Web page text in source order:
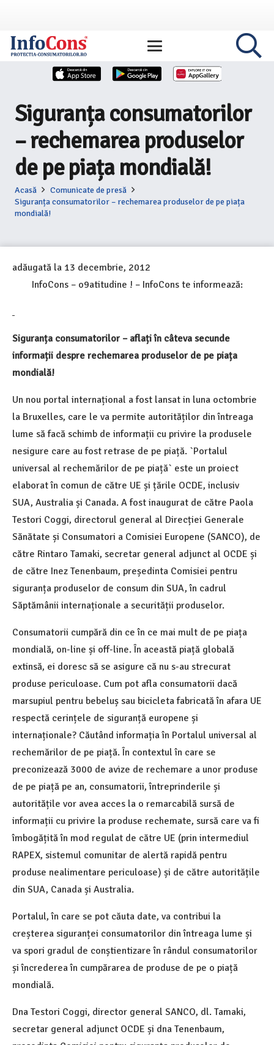
Siguranța consumatorilor
– rechemarea produselor
de pe piața mondială!
Acasă
Comunicate de presă
Siguranța consumatorilor – rechemarea produselor de pe piața
mondială!
adăugată la 13 decembrie, 2012
InfoCons – o9atitudine ! – InfoCons te informează:
Siguranța consumatorilor – aflați în câteva secunde
informații despre rechemarea produselor de pe piața
mondială!
Un nou portal internațional a fost lansat in luna octombrie
la Bruxelles, care le va permite autorităților din întreaga
lume să facă schimb de informații cu privire la produsele
nesigure care au fost retrase de pe piață. `Portalul
universal al rechemărilor de pe piață` este un proiect
elaborat în comun de către UE și țările OCDE, inclusiv
SUA, Australia și Canada. A fost inaugurat de către Paola
Testori Coggi, directorul general al Direcției Generale
Sănătate și Consumatori a Comisiei Europene (SANCO), de
către Rintaro Tamaki, secretar general adjunct al OCDE și
de către Inez Tenenbaum, președinta Comisiei pentru
siguranța produselor de consum din SUA, în cadrul
Săptămânii internaționale a securității produselor.
Consumatorii cumpără din ce în ce mai mult de pe piața
mondială, on-line și off-line. În această piață globală
extinsă, ei doresc să se asigure că nu s-au strecurat
produse periculoase. Cum pot afla consumatorii dacă
marsupiul pentru bebeluș sau bicicleta fabricată în afara UE
respectă cerințele de siguranță europene și
internaționale? Căutând informația în Portalul universal al
rechemărilor de pe piață. În contextul în care se
preconizează 3000 de avize de rechemare a unor produse
de pe piață pe an, consumatorii, întreprinderile și
autoritățile vor avea acces la o remarcabilă sursă de
informații cu privire la produse rechemate, sursă care va fi
îmbogățită în mod regulat de către UE (prin intermediul
RAPEX, sistemul comunitar de alertă rapidă pentru
produse nealimentare periculoase) și de către autoritățile
din SUA, Canada și Australia.
Portalul, în care se pot căuta date, va contribui la
creșterea siguranței consumatorilor din întreaga lume și
va spori gradul de conștientizare în rândul consumatorilor
și încrederea în cumpărarea de produse de pe o piață
mondială.
Dna Testori Coggi, director general SANCO, dl. Tamaki,
secretar general adjunct OCDE și dna Tenenbaum,